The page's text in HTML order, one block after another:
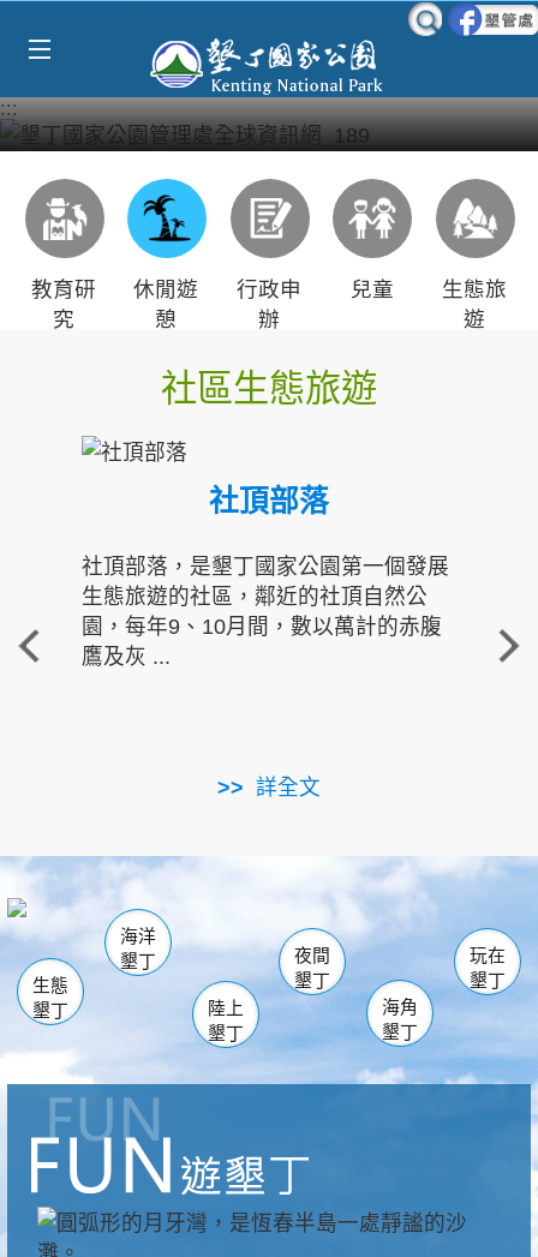
:::
教育研
究
休閒遊
憩
行政申
辦
兒童
生態旅
遊
社區生態旅遊
社頂部落
社頂部落，是墾丁國家公園第一個發展
生態旅遊的社區，鄰近的社頂自然公
園，每年9、10月間，數以萬計的赤腹
鷹及灰 ...
詳全文
重
走進
南仁湖
海生館
恆春 佳樂水
龍鑾潭自然中心 森林遊樂區
瓊麻館
關山 墾管處遊客中心
社頂公園 風吹沙
船帆石
白砂 龍磐公園
香蕉灣
砂島
鵝鑾鼻
生態
墾丁
海洋
墾丁
陸上
墾丁
夜間
墾丁
海角
墾丁
玩在
墾丁